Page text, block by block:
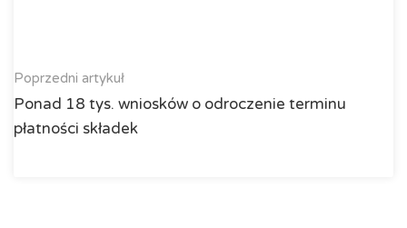
Poprzedni artykuł
Ponad 18 tys. wniosków o odroczenie terminu
płatności składek